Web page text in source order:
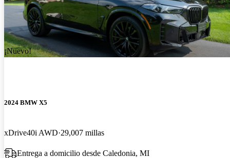
¡Nuevo!
2024 BMW X5
xDrive40i AWD 29,007 millas
Entrega a domicilio desde Caledonia, MI